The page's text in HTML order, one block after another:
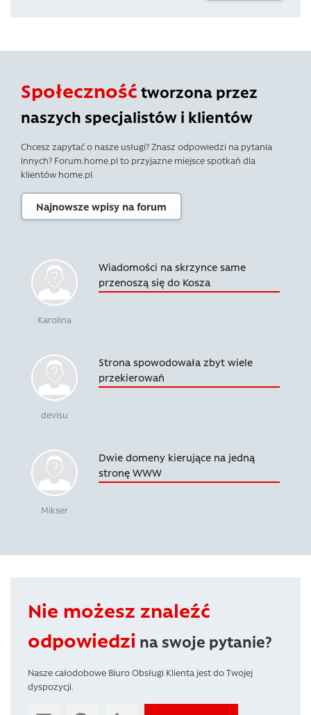
Społeczność tworzona przez
naszych specjalistów i klientów
Chcesz zapytać o nasze usługi? Znasz odpowiedzi na pytania
innych? Forum.home.pl to przyjazne miejsce spotkań dla
klientów home.pl.
Najnowsze wpisy na forum
Karolina
Wiadomości na skrzynce same
przenoszą się do Kosza
devisu
Strona spowodowała zbyt wiele
przekierowań
Mikser
Dwie domeny kierujące na jedną
stronę WWW
Nie możesz znaleźć
odpowiedzi na swoje pytanie?
Nasze całodobowe Biuro Obsługi Klienta jest do Twojej
dyspozycji.